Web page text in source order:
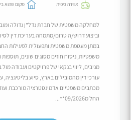
אווירה כיפית מקום שהוא
למחלקה משפטית של חברת נדל"ן גדולה
וביצוע דרוש/ה טרום/מתמחה בעריכת דין
במתן מעטפת משפטית ותפעולית לפעילות
משפטיות, ניסוח חוזים מסוגים שונים, תוספות
מניבים, ליווי בנקאי של פרויקטים ועבודה
עורכי דין מהמובילים בארץ, סיוע בליטיגציה,
מכתבים משפטיים אדמינסטרציה מורכבת
החל מ09/2026**...